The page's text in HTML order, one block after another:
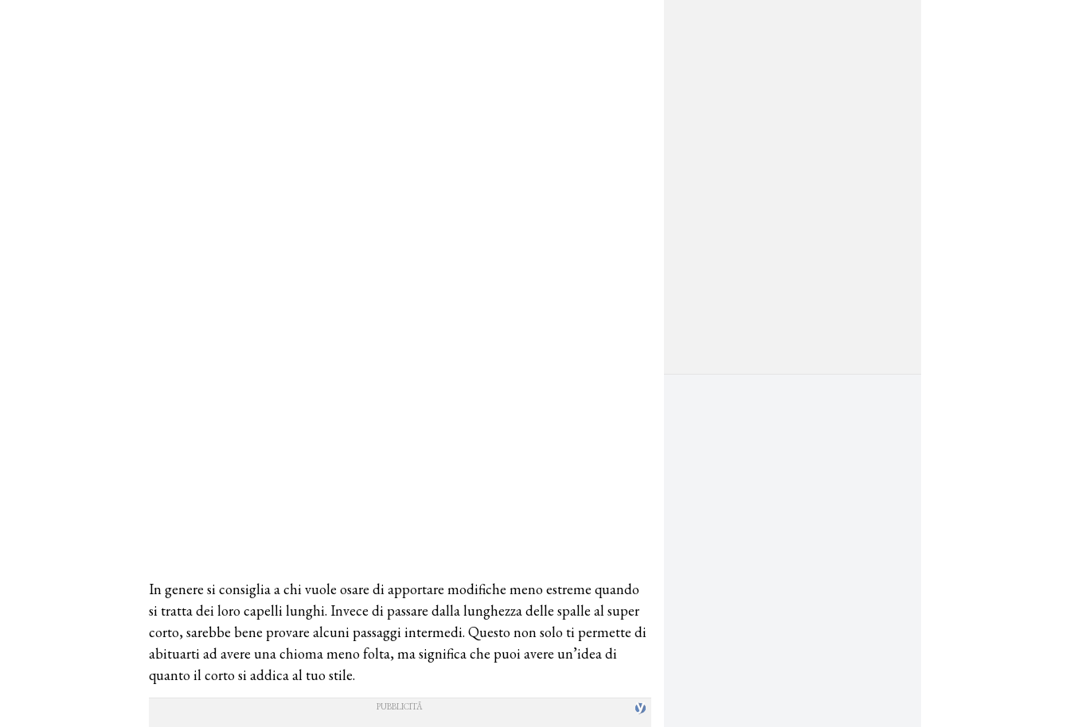
In genere si consiglia a chi vuole osare di apportare modifiche meno estreme quando
si tratta dei loro capelli lunghi. Invece di passare dalla lunghezza delle spalle al super
corto, sarebbe bene provare alcuni passaggi intermedi. Questo non solo ti permette di
abituarti ad avere una chioma meno folta, ma significa che puoi avere un’idea di
quanto il corto si addica al tuo stile.